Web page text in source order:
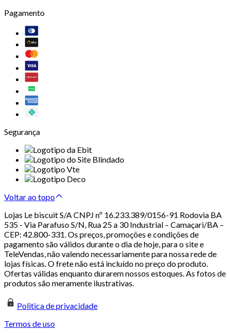
Pagamento
Segurança
Voltar ao topo
Lojas Le biscuit S/A CNPJ nº 16.233.389/0156-91 Rodovia BA
535 - Via Parafuso S/N, Rua 25 a 30 Industrial – Camaçari/BA –
CEP: 42.800-331. Os preços, promoções e condições de
pagamento são válidos durante o dia de hoje, para o site e
TeleVendas, não valendo necessariamente para nossa rede de
lojas físicas. O frete não está incluído no preço do produto.
Ofertas válidas enquanto durarem nossos estoques. As fotos de
produtos são meramente ilustrativas.
Politica de privacidade
Termos de uso